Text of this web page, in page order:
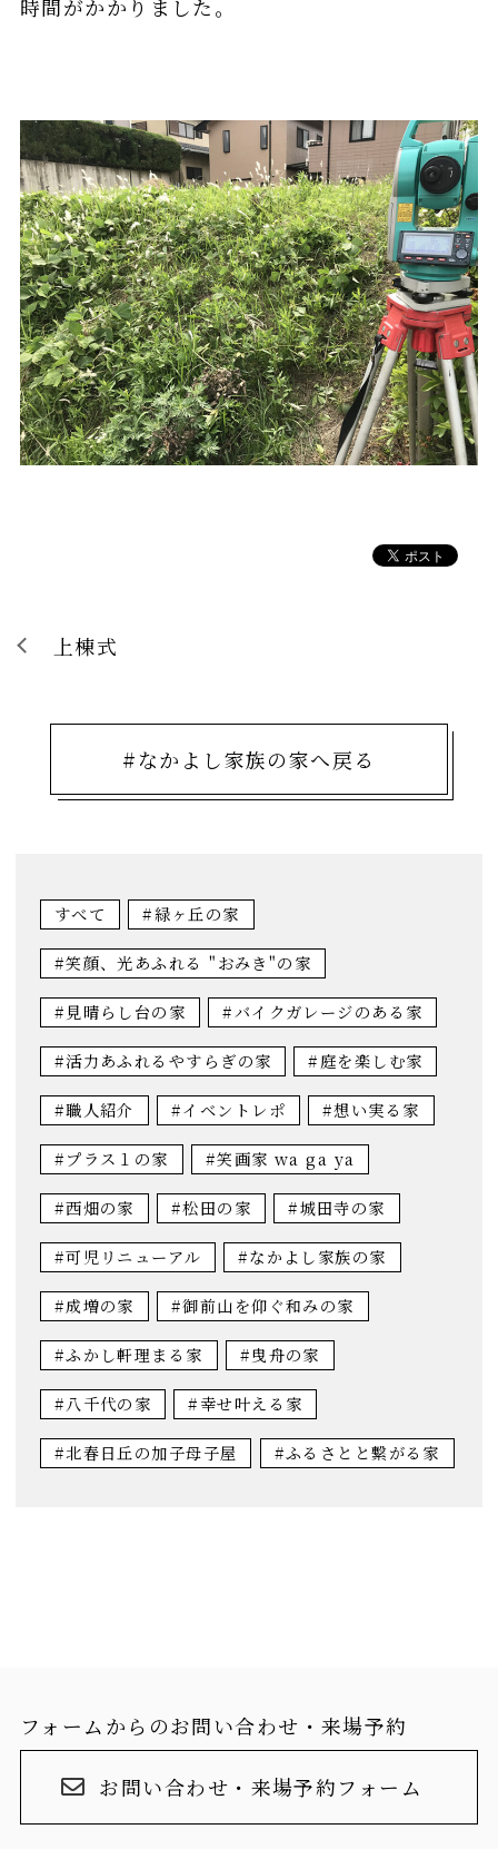
時間がかかりました。
上棟式
#なかよし家族の家へ戻る
すべて #緑ヶ丘の家
#笑顔、光あふれる "おみき"の家
#見晴らし台の家 #バイクガレージのある家
#活力あふれるやすらぎの家 #庭を楽しむ家
#職人紹介 #イベントレポ #想い実る家
#プラス１の家 #笑画家 wa ga ya
#西畑の家 #松田の家 #城田寺の家
#可児リニューアル #なかよし家族の家
#成増の家 #御前山を仰ぐ和みの家
#ふかし軒理まる家 #曳舟の家
#八千代の家 #幸せ叶える家
#北春日丘の加子母子屋 #ふるさとと繋がる家
フォームからのお問い合わせ・来場予約
お問い合わせ・来場予約フォーム